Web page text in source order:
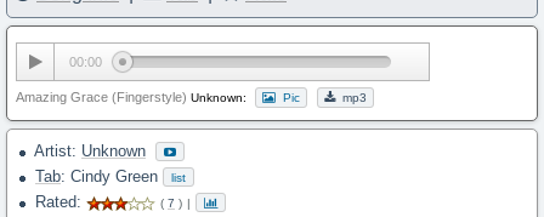
00:00
Amazing Grace (Fingerstyle) Unknown: Pic mp3
Artist: Unknown
Tab: Cindy Green list
Rated: ( 7 ) |